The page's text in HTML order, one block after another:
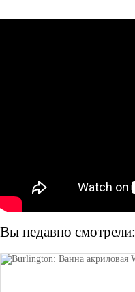
Вы недавно смотрели: